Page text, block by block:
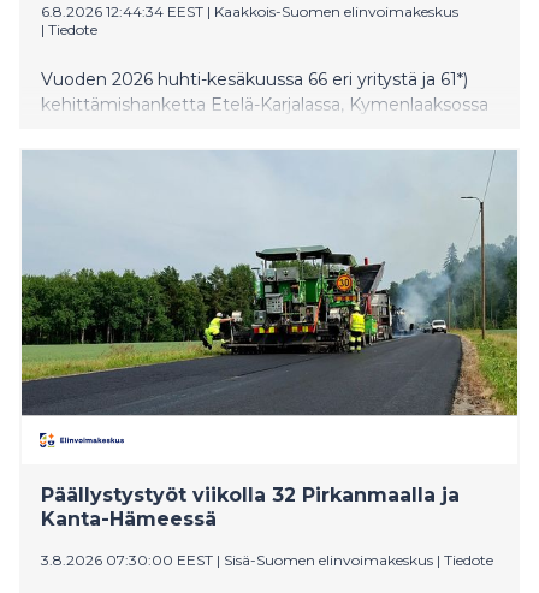
6.8.2026 12:44:34 EEST | Kaakkois-Suomen elinvoimakeskus
| Tiedote
Vuoden 2026 huhti-kesäkuussa 66 eri yritystä ja 61*)
kehittämishanketta Etelä-Karjalassa, Kymenlaaksossa
Kaakkois-Suomen elinvoimakeskuksen ja Leader-
kehittämistoimia rahoitettiin yhteensä lähes 800 000
eurolla ja kehittämishankkeita runsaalla 2,8 miljoonalla
Päällystystyöt viikolla 32 Pirkanmaalla ja
Kanta-Hämeessä
3.8.2026 07:30:00 EEST | Sisä-Suomen elinvoimakeskus | Tiedote